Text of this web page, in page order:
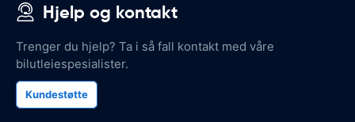
Hjelp og kontakt
Trenger du hjelp? Ta i så fall kontakt med våre
bilutleiespesialister.
Kundestøtte